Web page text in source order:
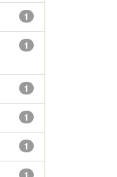
1
1
1
1
1